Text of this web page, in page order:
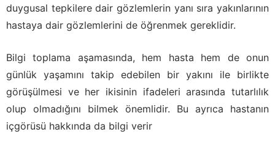
duygusal tepkilere dair gözlemlerin yanı sıra yakınlarının
hastaya dair gözlemlerini de öğrenmek gereklidir.
Bilgi toplama aşamasında, hem hasta hem de onun
günlük yaşamını takip edebilen bir yakını ile birlikte
görüşülmesi ve her ikisinin ifadeleri arasında tutarlılık
olup olmadığını bilmek önemlidir. Bu ayrıca hastanın
içgörüsü hakkında da bilgi verir